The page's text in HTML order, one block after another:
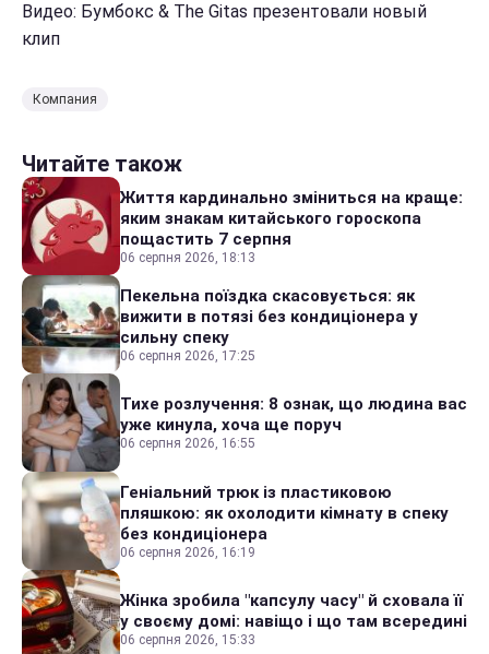
Видео: Бумбокс & The Gitas презентовали новый
клип
Компания
Читайте також
Життя кардинально зміниться на краще:
яким знакам китайського гороскопа
пощастить 7 серпня
06 серпня 2026, 18:13
Пекельна поїздка скасовується: як
вижити в потязі без кондиціонера у
сильну спеку
06 серпня 2026, 17:25
Тихе розлучення: 8 ознак, що людина вас
уже кинула, хоча ще поруч
06 серпня 2026, 16:55
Геніальний трюк із пластиковою
пляшкою: як охолодити кімнату в спеку
без кондиціонера
06 серпня 2026, 16:19
Жінка зробила "капсулу часу" й сховала її
у своєму домі: навіщо і що там всередині
06 серпня 2026, 15:33